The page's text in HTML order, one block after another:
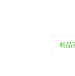
精品